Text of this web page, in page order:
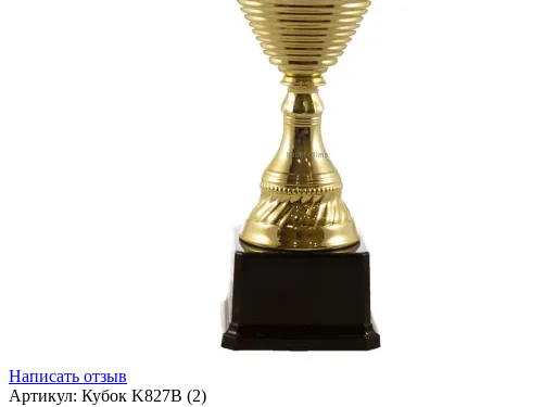
Написать отзыв
Артикул: Кубок K827B (2)